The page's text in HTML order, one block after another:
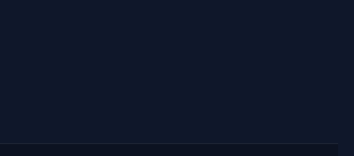
अभी ऐसे करे अप्लाई